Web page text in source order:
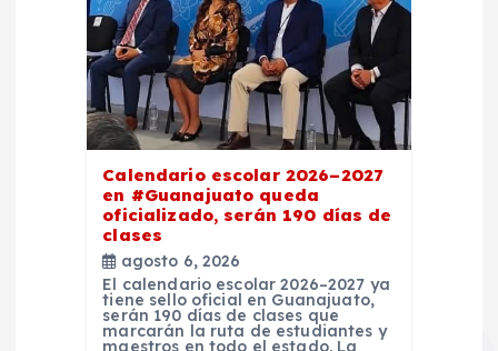
Calendario escolar 2026–2027
en #Guanajuato queda
oficializado, serán 190 días de
clases
agosto 6, 2026
El calendario escolar 2026–2027 ya
tiene sello oficial en Guanajuato,
serán 190 días de clases que
marcarán la ruta de estudiantes y
maestros en todo el estado. La